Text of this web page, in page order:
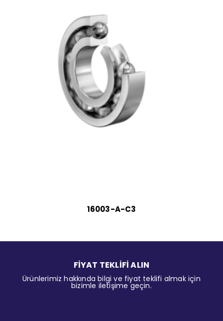
16003-A-C3
FİYAT TEKLİFİ ALIN
Ürünlerimiz hakkında bilgi ve fiyat teklifi almak için
bizimle iletişime geçin.